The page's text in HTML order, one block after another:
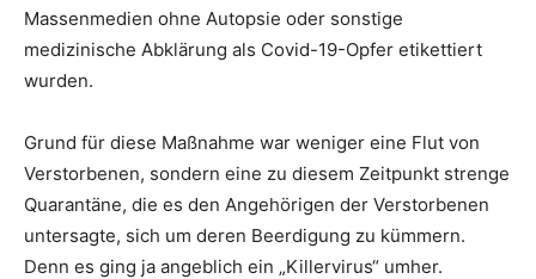
Massenmedien ohne Autopsie oder sonstige
medizinische Abklärung als Covid-19-Opfer etikettiert
wurden.
Grund für diese Maßnahme war weniger eine Flut von
Verstorbenen, sondern eine zu diesem Zeitpunkt strenge
Quarantäne, die es den Angehörigen der Verstorbenen
untersagte, sich um deren Beerdigung zu kümmern.
Denn es ging ja angeblich ein „Killervirus“ umher.